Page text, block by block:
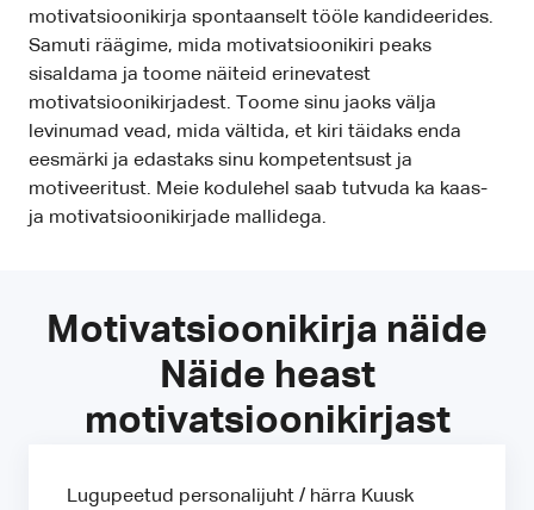
motivatsioonikirja spontaanselt tööle kandideerides.
Samuti räägime, mida motivatsioonikiri peaks
sisaldama ja toome näiteid erinevatest
motivatsioonikirjadest. Toome sinu jaoks välja
levinumad vead, mida vältida, et kiri täidaks enda
eesmärki ja edastaks sinu kompetentsust ja
motiveeritust. Meie kodulehel saab tutvuda ka kaas-
ja motivatsioonikirjade mallidega.
Motivatsioonikirja näide
Näide heast
motivatsioonikirjast
Lugupeetud personalijuht / härra Kuusk